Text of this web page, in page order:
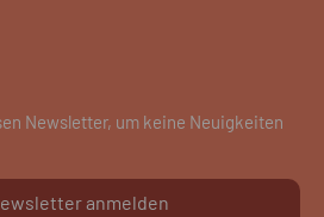
Newsletter, um keine Neuigkeiten
anmelden